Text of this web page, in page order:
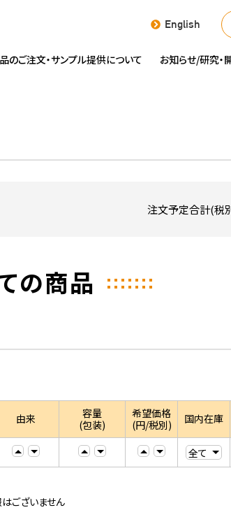
English
のご注文・サンプル提供について お知らせ/研究・
注文予定合計(税
の商品
由来
容量
(包装)
希望価格
(円/税別)
国内在庫
ございません